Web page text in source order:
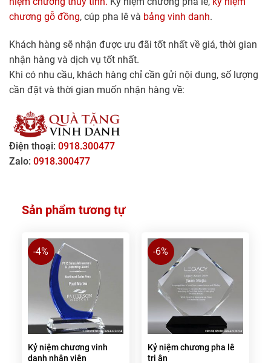
chương gỗ đồng, cúp pha lê và bảng vinh danh.
Khách hàng sẽ nhận được ưu đãi tốt nhất về giá, thời gian
nhận hàng và dịch vụ tốt nhất.
Khi có nhu cầu, khách hàng chỉ cần gửi nội dung, số lượng
cần đặt và thời gian muốn nhận hàng về:
Điện thoại: 0918.300477
Zalo: 0918.300477
Sản phẩm tương tự
-4%
Kỷ niệm chương vinh
danh nhân viên
-6%
Kỷ niệm chương pha lê
tri ân